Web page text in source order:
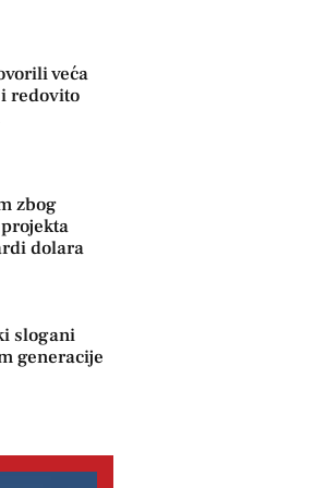
veća
redovito
zbog
dolara
slogani
generacije